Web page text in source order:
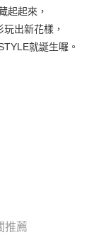
算日後寄送繳費提
公司）所提供，讓
將買賣／分期付款
款。
集、處理及利用，
可透過四大超商／
。
取消訂單，請聯絡
需透過AFTEE先享
示為準，若有關於
後付」服務完成之交
起起來，
出新花樣，
就誕生囉。
推薦